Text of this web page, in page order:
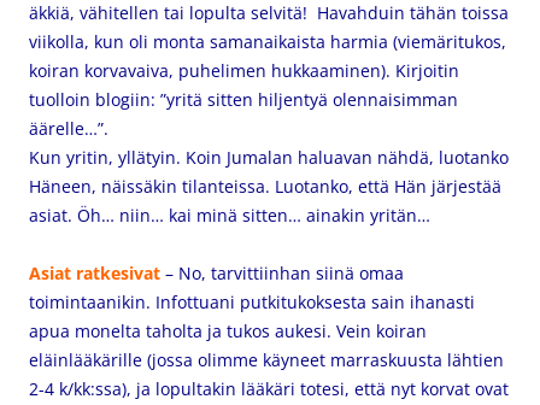
äkkiä, vähitellen tai lopulta selvitä! Havahduin tähän toissa
viikolla, kun oli monta samanaikaista harmia (viemäritukos,
koiran korvavaiva, puhelimen hukkaaminen). Kirjoitin
tuolloin blogiin: ”yritä sitten hiljentyä olennaisimman
äärelle…”.
Kun yritin, yllätyin. Koin Jumalan haluavan nähdä, luotanko
Häneen, näissäkin tilanteissa. Luotanko, että Hän järjestää
asiat. Öh… niin… kai minä sitten… ainakin yritän…
Asiat ratkesivat – No, tarvittiinhan siinä omaa
toimintaanikin. Infottuani putkitukoksesta sain ihanasti
apua monelta taholta ja tukos aukesi. Vein koiran
eläinlääkärille (jossa olimme käyneet marraskuusta lähtien
2-4 k/kk:ssa), ja lopultakin lääkäri totesi, että nyt korvat ovat